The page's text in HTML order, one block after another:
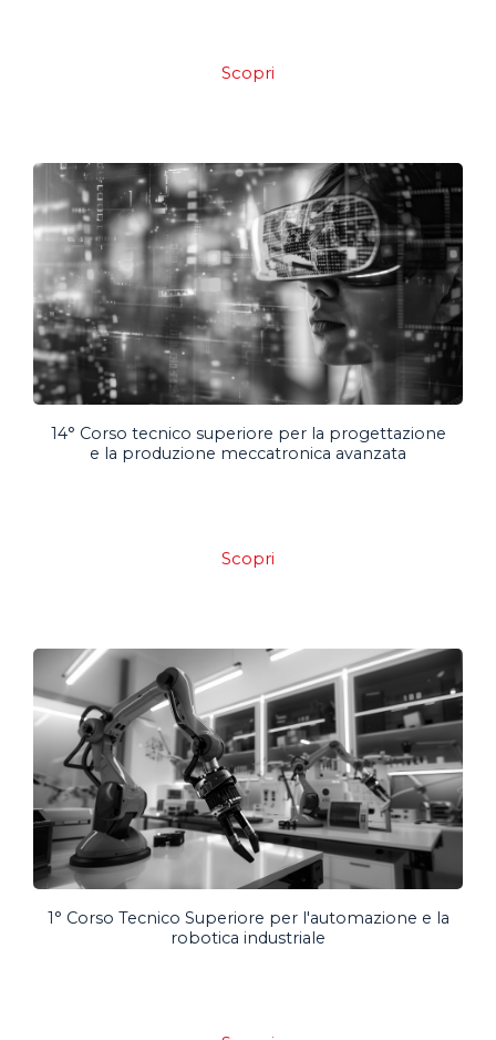
Scopri
14° Corso tecnico superiore per la progettazione
e la produzione meccatronica avanzata
Scopri
1° Corso Tecnico Superiore per l'automazione e la
robotica industriale